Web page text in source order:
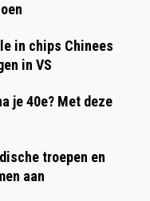
in chips Chinees
in VS
je 40e? Met deze
troepen en
aan